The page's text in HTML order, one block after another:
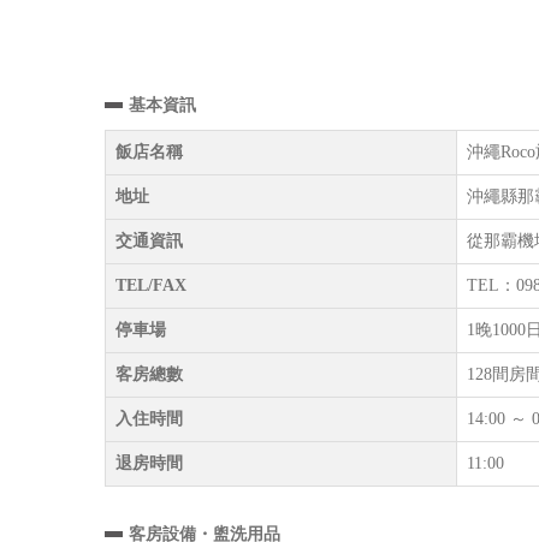
基本資訊
飯店名稱 沖繩
地址 沖繩縣那
交通資訊 從那霸機
TEL/FAX TEL：
停車場 1晚1000
客房總數 128間房
入住時間 14:00 ～
退房時間 11:00
客房設備・盥洗用品